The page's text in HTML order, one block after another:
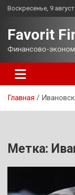
Перейти
Воскресенье, 9
Favorit
Финансово-
Главная
Метка: